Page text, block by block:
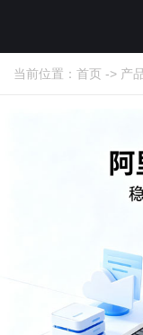
当前位置： 首页 -> 产